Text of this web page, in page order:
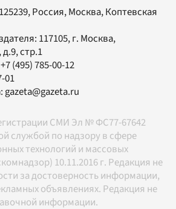
Россия, Москва, Коптевская
117105, г. Москва,
стр.1
+7 (495) 785-00-12
01
gazeta@gazeta.ru
СМИ Эл № ФС77-67642
службой по надзору в сфере
технологий и массовых
10.11.2016 г. Редакция не
за достоверность информации,
объявлениях. Редакция не
информации.